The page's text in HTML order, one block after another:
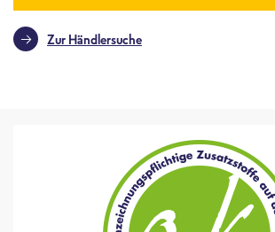
Zur Händlersuche